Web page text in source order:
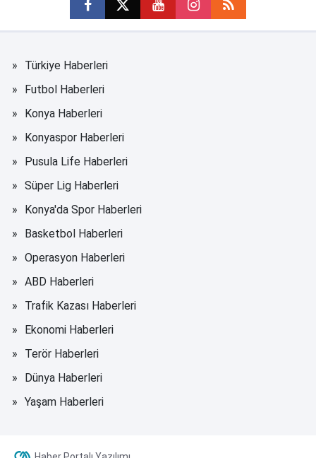
Türkiye Haberleri
Futbol Haberleri
Konya Haberleri
Konyaspor Haberleri
Pusula Life Haberleri
Süper Lig Haberleri
Konya'da Spor Haberleri
Basketbol Haberleri
Operasyon Haberleri
ABD Haberleri
Trafik Kazası Haberleri
Ekonomi Haberleri
Terör Haberleri
Dünya Haberleri
Yaşam Haberleri